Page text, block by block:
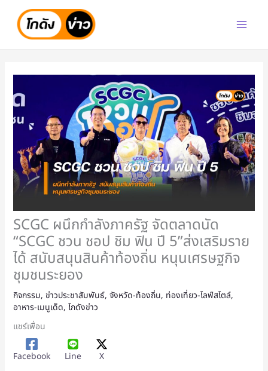
content
SCGC ผนึกกำลังภาครัฐ จัดตลาดนัด
“SCGC ชวน ชอป ชิม ฟิน ปี 5”ส่งเสริมราย
ได้ สนับสนุนสินค้าท้องถิ่น หนุนเศรษฐกิจ
ชุมชนระยอง
กิจกรรม, ข่าวประชาสัมพันธ์, จังหวัด-ท้องถิ่น, ท่องเที่ยว-ไลฟ์สไตล์,
อาหาร-เมนูเด็ด, โกดังข่าว
แชร์เพื่อน
Facebook Line
X